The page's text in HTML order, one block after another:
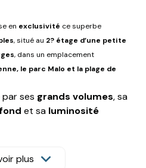
en exclusivité ce superbe
, situé au 2? étage d’une petite
, dans un emplacement
le parc Malo et la plage de
ses grands volumes, sa
et sa luminosité
plus